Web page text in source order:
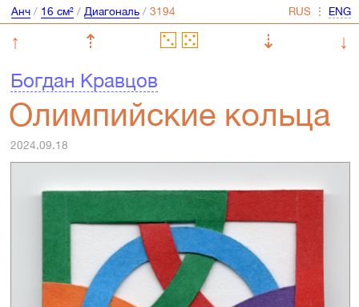
Анч/ 16 см²/ Диагональ/ ⋮
↑ ⇡ ⇣
↓
Богдан Кравцов
Олимпийские кольца
2024.09.18